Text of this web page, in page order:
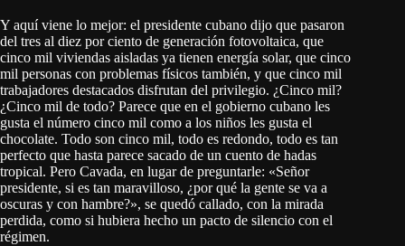
Y aquí viene lo mejor: el presidente cubano dijo que pasaron
del tres al diez por ciento de generación fotovoltaica, que
cinco mil viviendas aisladas ya tienen energía solar, que cinco
mil personas con problemas físicos también, y que cinco mil
trabajadores destacados disfrutan del privilegio. ¿Cinco mil?
¿Cinco mil de todo? Parece que en el gobierno cubano les
gusta el número cinco mil como a los niños les gusta el
chocolate. Todo son cinco mil, todo es redondo, todo es tan
perfecto que hasta parece sacado de un cuento de hadas
tropical. Pero Cavada, en lugar de preguntarle: «Señor
presidente, si es tan maravilloso, ¿por qué la gente se va a
oscuras y con hambre?», se quedó callado, con la mirada
perdida, como si hubiera hecho un pacto de silencio con el
régimen.